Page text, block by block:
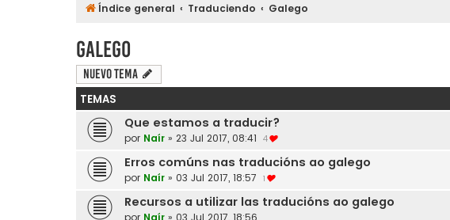
Índice general Traduciendo Galego
Galego
Nuevo Tema
TEMAS
Que estamos a traducir?
por Naír » 23 Jul 2017, 08:41 4
Erros comúns nas traducións ao galego
por Naír » 03 Jul 2017, 18:57 1
Recursos a utilizar las traducións ao galego
por Naír » 03 Jul 2017, 18:56